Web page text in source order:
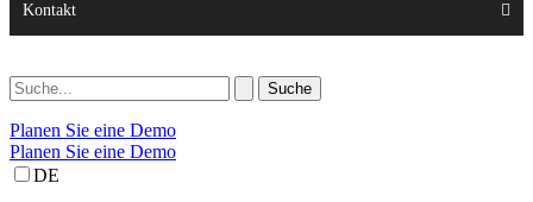
Kontakt
Planen Sie eine Demo
Planen Sie eine Demo
DE